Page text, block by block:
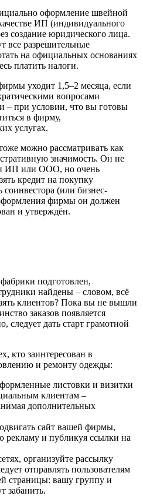
оформление швейной
ИП (индивидуального
создание юридического лица.
все разрешительные
на официальных основаниях
платить налоги.
уходит 1,5–2 месяца, если
вопросами
– при условии, что вы готовы
в фирму,
услугах.
можно рассматривать как
значимость. Он не
ИП или ООО, но очень
кредит на покупку
(или бизнес-
фирмы он должен
и утверждён.
подготовлен,
найдены – словом, всё
клиентов? Пока вы не вышли
заказов появляется
следует дать старт грамотной
кто заинтересован в
и ремонту одежды:
листовки и визитки
клиентам –
дополнительных
сайт вашей фирмы,
рекламу и публикуя ссылки на
организуйте рассылку
отправлять пользователям
страницы: вашу группу и
забанить.